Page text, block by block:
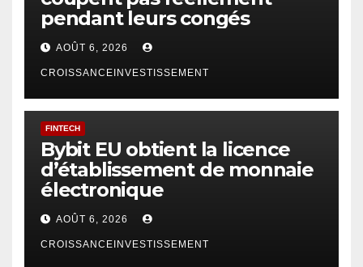
pendant leurs congés
AOÛT 6, 2026
CROISSANCEINVESTISSEMENT
FINTECH
Bybit EU obtient la licence
d’établissement de monnaie
électronique
AOÛT 6, 2026
CROISSANCEINVESTISSEMENT